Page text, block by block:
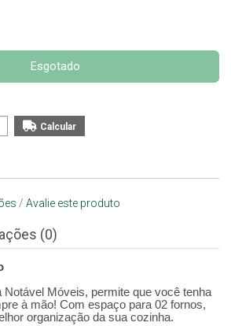
Esgotado
/ Avalie este produto
(0)
Notável Móveis, permite que você tenha
à mão! Com espaço para 02 fornos,
organização da sua cozinha.